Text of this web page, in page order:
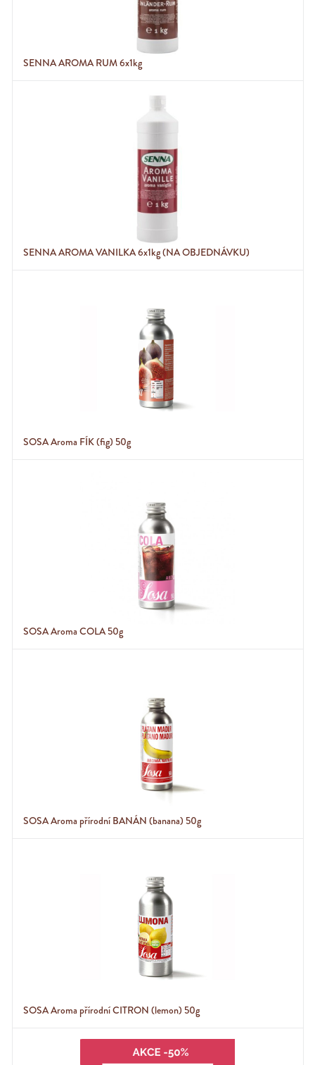
SENNA AROMA RUM 6x1kg
SENNA AROMA VANILKA 6x1kg (NA OBJEDNÁVKU)
SOSA Aroma FÍK (fig) 50g
SOSA Aroma COLA 50g
SOSA Aroma přírodní BANÁN (banana) 50g
SOSA Aroma přírodní CITRON (lemon) 50g